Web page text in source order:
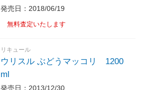
発売日：2018/06/19
無料査定いたします
リキュール
ウリスル ぶどうマッコリ 1200
ml
発売日：2013/12/30